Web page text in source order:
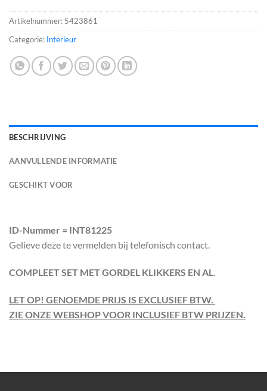
Artikelnummer: 5423861
Categorie: Interieur
BESCHRIJVING
AANVULLENDE INFORMATIE
GESCHIKT VOOR
ID-Nummer = INT81225
Gelieve deze te vermelden bij telefonisch contact.
COMPLEET SET MET GORDEL KLIKKERS EN AL.
LET OP! GENOEMDE PRIJS IS EXCLUSIEF BTW.
ZIE ONZE WEBSHOP VOOR INCLUSIEF BTW PRIJZEN.